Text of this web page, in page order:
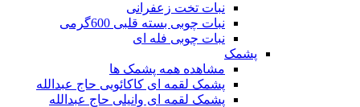
نبات تخت زعفرانی
نبات چوبی بسته قلبی 600گرمی
نبات چوبی فله ای
پشمک
مشاهده همه پشمک ها
پشمک لقمه ای کاکائویی حاج عبدالله
پشمک لقمه ای وانیلی حاج عبدالله